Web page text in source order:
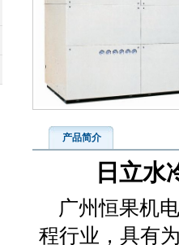
产品简介
日立水
广州恒果机
程行业，具有